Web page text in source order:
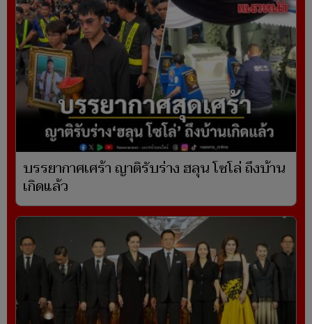
บรรยากาศเศร้า ญาติรับร่าง ฮลุน โซโล่ ถึงบ้าน
เกิดแล้ว